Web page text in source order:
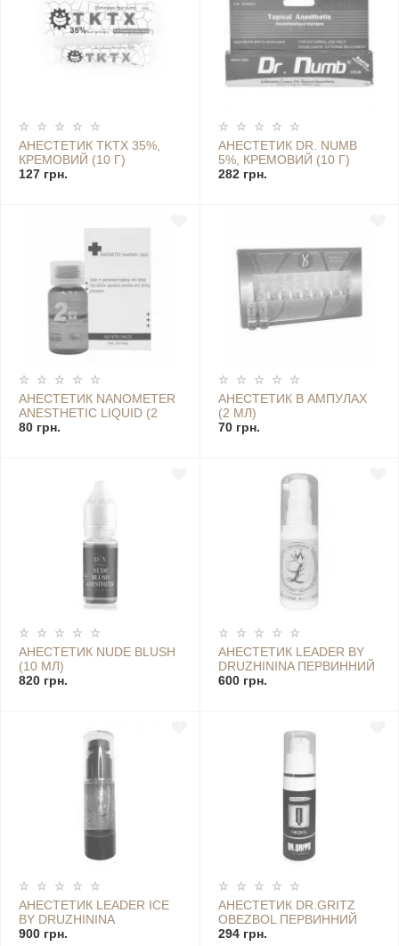
АНЕСТЕТИК TKTX 35%,
КРЕМОВИЙ (10 Г)
127 грн.
АНЕСТЕТИК DR. NUMB
5%, КРЕМОВИЙ (10 Г)
282 грн.
АНЕСТЕТИК NANOMETER
ANESTHETIC LIQUID (2
МЛ)
80 грн.
АНЕСТЕТИК В АМПУЛАХ
(2 МЛ)
70 грн.
АНЕСТЕТИК NUDE BLUSH
(10 МЛ)
820 грн.
АНЕСТЕТИК LEADER BY
DRUZHININA ПЕРВИННИЙ
(500 МЛ)
600 грн.
АНЕСТЕТИК LEADER ICE
BY DRUZHININA
ВТОРИННИЙ (35 МЛ)
900 грн.
АНЕСТЕТИК DR.GRITZ
OBEZBOL ПЕРВИННИЙ
294 грн.